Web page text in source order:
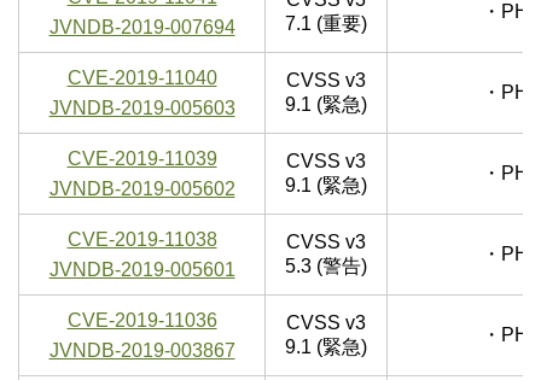
JVNDB-2019-007694
7.1 (重要)
・
CVE-2019-11040
JVNDB-2019-005603
CVSS v3
9.1 (緊急)
・
CVE-2019-11039
JVNDB-2019-005602
CVSS v3
9.1 (緊急)
・
CVE-2019-11038
JVNDB-2019-005601
CVSS v3
5.3 (警告)
・
CVE-2019-11036
JVNDB-2019-003867
CVSS v3
9.1 (緊急)
・